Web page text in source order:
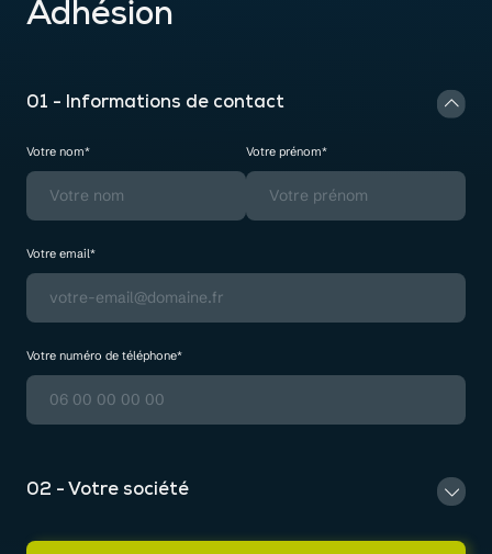
Adhésion
01 - Informations de contact
Votre nom* Votre prénom*
Votre email*
Votre numéro de téléphone*
02 - Votre société